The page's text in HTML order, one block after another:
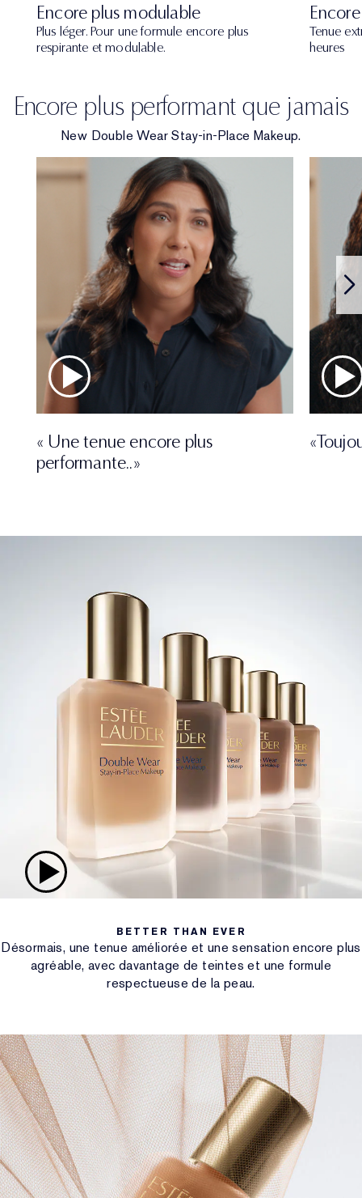
Encore plus modulable
Plus léger. Pour une formule encore plus
respirante et modulable.
Tenue
heures
Encore plus performant que jamais
New Double Wear Stay-in-Place Makeup.
« Une tenue encore plus
performante..»
BETTER THAN EVER
Désormais, une tenue améliorée et une sensation encore plus
agréable, avec davantage de teintes et une formule
respectueuse de la peau.